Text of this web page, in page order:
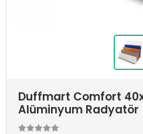
Duffmart Comfort
Alüminyum Radyatör